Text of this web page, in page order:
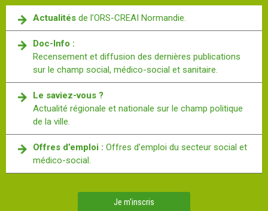
Actualités de l’ORS-CREAI Normandie.
Doc-Info :
Recensement et diffusion des dernières publications
sur le champ social, médico-social et sanitaire.
Le saviez-vous ?
Actualité régionale et nationale sur le champ politique
de la ville.
Offres d’emploi : Offres d’emploi du secteur social et
médico-social.
Je m'inscris